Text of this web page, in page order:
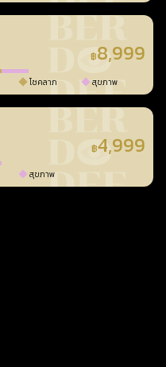
฿8,999
โชคลาภ สุขภาพ
฿4,999
สุขภาพ